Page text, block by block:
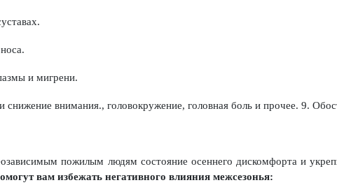
и мигрени.
снижение внимания., головокружение, головная боль и прочее. 9.
пожилым людям состояние осеннего дискомфорта и
вам избежать негативного влияния межсезонья: